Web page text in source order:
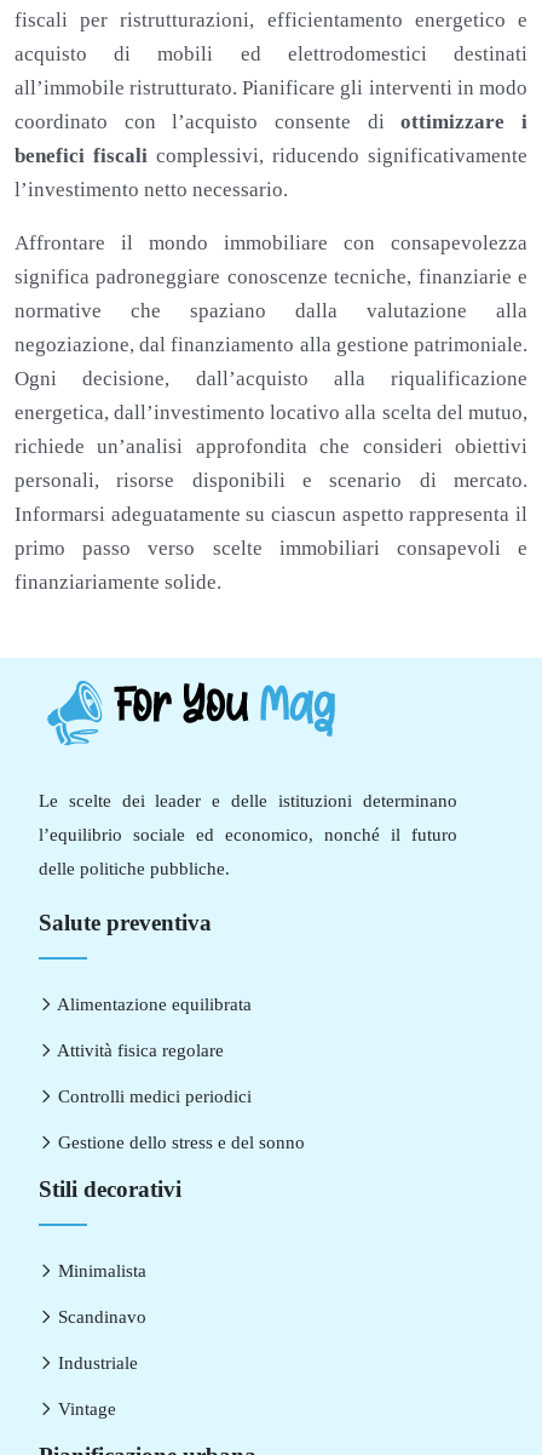
fiscali per ristrutturazioni, efficientamento energetico e
acquisto di mobili ed elettrodomestici destinati
all’immobile ristrutturato. Pianificare gli interventi in modo
coordinato con l’acquisto consente diottimizzare i
benefici fiscali complessivi, riducendo significativamente
l’investimento netto necessario.
Affrontare il mondo immobiliare con consapevolezza
significa padroneggiare conoscenze tecniche, finanziarie e
normative che spaziano dalla valutazione alla
negoziazione, dal finanziamento alla gestione patrimoniale.
Ogni decisione, dall’acquisto alla riqualificazione
energetica, dall’investimento locativo alla scelta del mutuo,
richiede un’analisi approfondita che consideri obiettivi
personali, risorse disponibili e scenario di mercato.
Informarsi adeguatamente su ciascun aspetto rappresenta il
primo passo verso scelte immobiliari consapevoli e
finanziariamente solide.
Le scelte dei leader e delle istituzioni determinano
l’equilibrio sociale ed economico, nonché il futuro
delle politiche pubbliche.
Salute preventiva
Alimentazione equilibrata
Attività fisica regolare
Controlli medici periodici
Gestione dello stress e del sonno
Stili decorativi
Minimalista
Scandinavo
Industriale
Vintage